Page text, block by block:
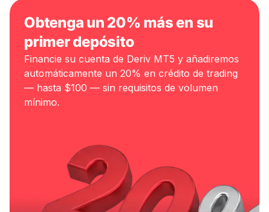
Obtenga un 20% más en su
primer depósito
Financie su cuenta de Deriv MT5 y añadiremos
automáticamente un 20% en crédito de trading
— hasta $100 — sin requisitos de volumen
mínimo.